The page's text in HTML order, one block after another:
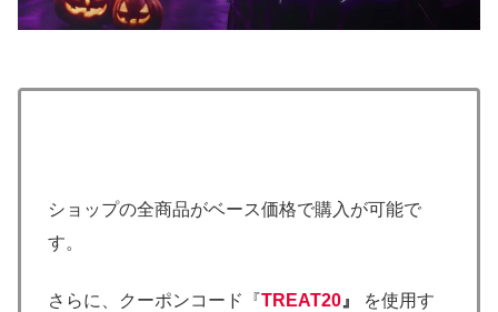
ショップの全商品がベース価格で購入が可能で
す。
さらに、クーポンコード『TREAT20 』
を使用す